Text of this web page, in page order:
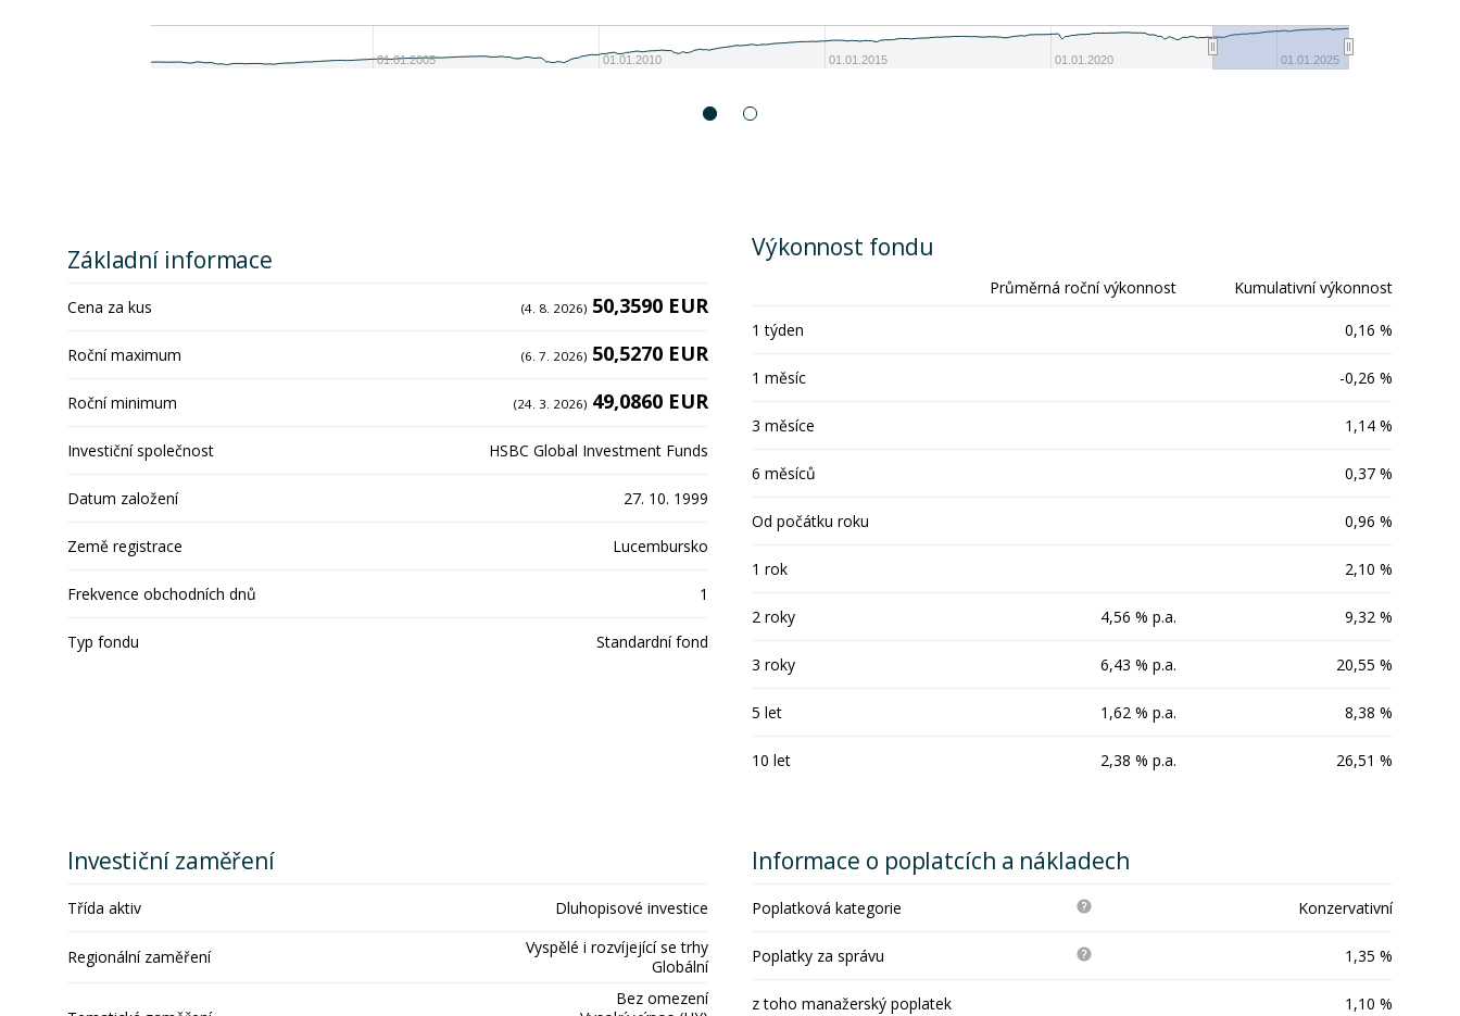
01.01.2005 01.01.2010 01.01.2015 01.01.2020 01.01.2025
Základní informace
Cena za kus (4. 8. 2026) 50,3590 EUR
Roční maximum (6. 7. 2026) 50,5270 EUR
Roční minimum (24. 3. 2026) 49,0860 EUR
Investiční společnost HSBC Global Investment Funds
Datum založení 27. 10. 1999
Země registrace Lucembursko
Frekvence obchodních dnů 1
Typ fondu Standardní fond
Výkonnost fondu
Průměrná roční výkonnost Kumulativní výkonnost
1 týden 0,16 %
1 měsíc -0,26 %
3 měsíce 1,14 %
6 měsíců 0,37 %
Od počátku roku 0,96 %
1 rok 2,10 %
2 roky 4,56 % p.a. 9,32 %
3 roky 6,43 % p.a. 20,55 %
5 let 1,62 % p.a. 8,38 %
10 let 2,38 % p.a. 26,51 %
Investiční zaměření
Třída aktiv Dluhopisové investice
Regionální zaměření
Vyspělé i rozvíjející se trhy
Globální
Bez omezení
Informace o poplatcích a nákladech
Poplatková kategorie Konzervativní
Poplatky za správu 1,35 %
z toho manažerský poplatek 1,10 %